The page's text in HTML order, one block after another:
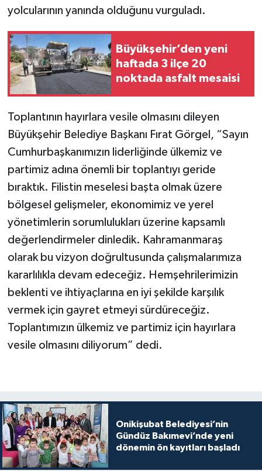
yolcularının yanında olduğunu vurguladı.
Büyükşehir’den yeni
haftada 3 ilçe 20
noktada asfalt mesaisi
Toplantının hayırlara vesile olmasını dileyen
Büyükşehir Belediye Başkanı Fırat Görgel, “Sayın
Cumhurbaşkanımızın liderliğinde ülkemiz ve
partimiz adına önemli bir toplantıyı geride
bıraktık. Filistin meselesi başta olmak üzere
bölgesel gelişmeler, ekonomimiz ve yerel
yönetimlerin sorumlulukları üzerine kapsamlı
değerlendirmeler dinledik. Kahramanmaraş
olarak bu vizyon doğrultusunda çalışmalarımıza
kararlılıkla devam edeceğiz. Hemşehrilerimizin
beklenti ve ihtiyaçlarına en iyi şekilde karşılık
vermek için gayret etmeyi sürdüreceğiz.
Toplantımızın ülkemiz ve partimiz için hayırlara
vesile olmasını diliyorum” dedi.
Onikişubat Belediyesi’nin
Gündüz Bakımevi’nde yeni
dönemin ön kayıtları başladı